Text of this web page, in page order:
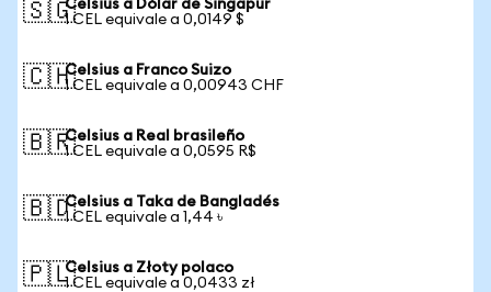
🇸🇬Celsius a Dólar de Singapur
1 CEL equivale a 0,0149 $
🇨🇭Celsius a Franco Suizo
1 CEL equivale a 0,00943 CHF
🇧🇷Celsius a Real brasileño
1 CEL equivale a 0,0595 R$
🇧🇩Celsius a Taka de Bangladés
1 CEL equivale a 1,44 ৳
🇵🇱Celsius a Złoty polaco
1 CEL equivale a 0,0433 zł